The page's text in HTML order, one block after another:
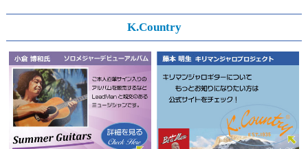
店頭在庫分 LeD07rs Model 完成
2022.12.02
K.Country
YU様 LeD11MrIs-Cst2207 完成
2022.12.01
K.Country